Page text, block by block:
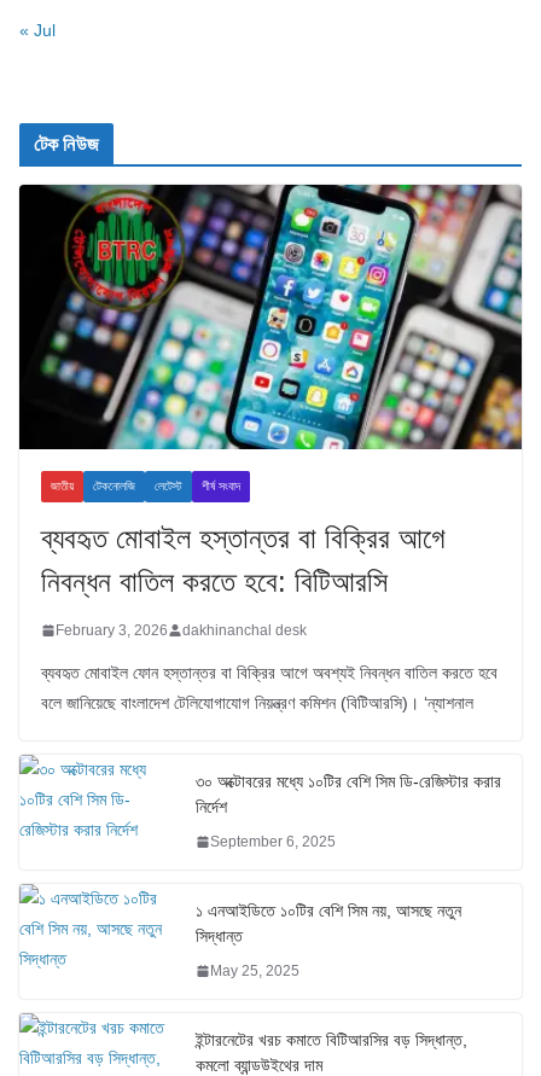
« Jul
টেক নিউজ
জাতীয় টেকনোলজি লেটেস্ট শীর্ষ সংবাদ
ব্যবহৃত মোবাইল হস্তান্তর বা বিক্রির আগে
নিবন্ধন বাতিল করতে হবে: বিটিআরসি
February 3, 2026 dakhinanchal desk
ব্যবহৃত মোবাইল ফোন হস্তান্তর বা বিক্রির আগে অবশ্যই নিবন্ধন বাতিল করতে হবে
বলে জানিয়েছে বাংলাদেশ টেলিযোগাযোগ নিয়ন্ত্রণ কমিশন (বিটিআরসি)। ‘ন্যাশনাল
৩০ অক্টোবরের মধ্যে ১০টির বেশি সিম ডি-রেজিস্টার করার
নির্দেশ
September 6, 2025
১ এনআইডিতে ১০টির বেশি সিম নয়, আসছে নতুন
সিদ্ধান্ত
May 25, 2025
ইন্টারনেটের খরচ কমাতে বিটিআরসির বড় সিদ্ধান্ত,
কমলো ব্যান্ডউইথের দাম